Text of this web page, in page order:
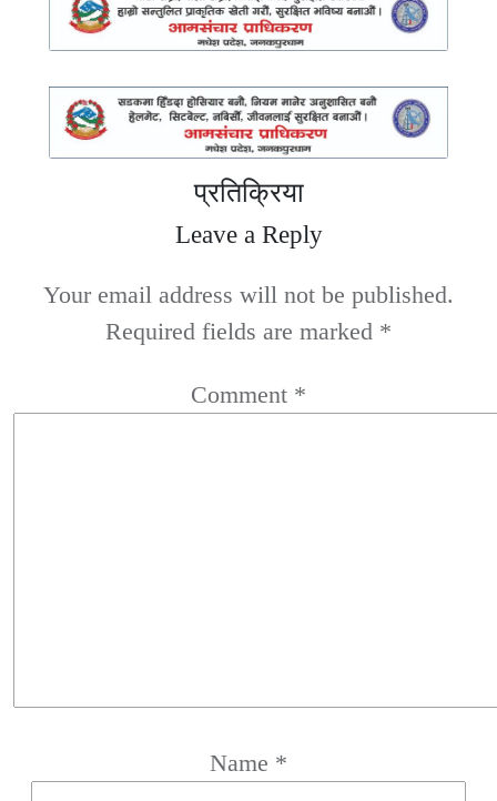
प्रतिक्रिया
Leave a Reply
Your email address will not be published.
Required fields are marked *
Comment *
Name *